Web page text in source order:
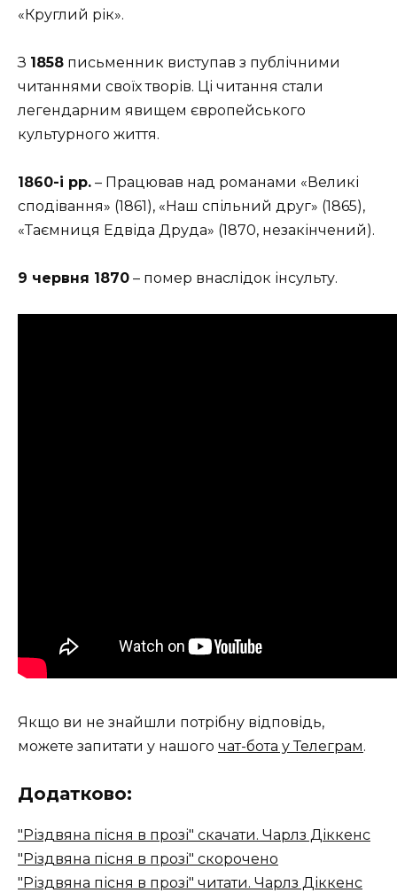
«Круглий рік».
З 1858 письменник виступав з публічними
читаннями своїх творів. Ці читання стали
легендарним явищем європейського
культурного життя.
1860-і рр. – Працював над романами «Великі
сподівання» (1861), «Наш спільний друг» (1865),
«Таємниця Едвіда Друда» (1870, незакінчений).
9 червня 1870 – помер внаслідок інсульту.
Якщо ви не знайшли потрібну відповідь,
можете запитати у нашого чат-бота у Телеграм.
Додатково:
"Різдвяна пісня в прозі" скачати. Чарлз Діккенс
"Різдвяна пісня в прозі" скорочено
"Різдвяна пісня в прозі" читати. Чарлз Діккенс